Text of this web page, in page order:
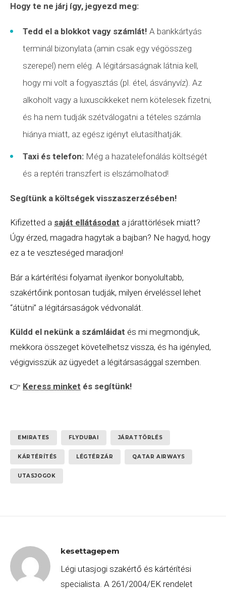
Hogy te ne járj így, jegyezd meg:
Tedd el a blokkot vagy számlát! A bankkártyás
terminál bizonylata (amin csak egy végösszeg
szerepel) nem elég. A légitársaságnak látnia kell,
hogy mi volt a fogyasztás (pl. étel, ásványvíz). Az
alkoholt vagy a luxuscikkeket nem kötelesek fizetni,
és ha nem tudják szétválogatni a tételes számla
hiánya miatt, az egész igényt elutasíthatják.
Taxi és telefon: Még a hazatelefonálás költségét
és a reptéri transzfert is elszámolhatod!
Segítünk a költségek visszaszerzésében!
Kifizetted a saját ellátásodat a járattörlések miatt?
Úgy érzed, magadra hagytak a bajban? Ne hagyd, hogy
ez a te veszteséged maradjon!
Bár a kártérítési folyamat ilyenkor bonyolultabb,
szakértőink pontosan tudják, milyen érveléssel lehet
“átütni” a légitársaságok védvonalát.
Küldd el nekünk a számláidat és mi megmondjuk,
mekkora összeget követelhetsz vissza, és ha igényled,
végigvisszük az ügyedet a légitársasággal szemben.
👉 Keress minket és segítünk!
EMIRATES FLYDUBAI JÁRATTÖRLÉS
KÁRTÉRÍTÉS LÉGTÉRZÁR QATAR AIRWAYS
UTASJOGOK
kesettagepem
Légi utasjogi szakértő és kártérítési
specialista. A 261/2004/EK rendelet